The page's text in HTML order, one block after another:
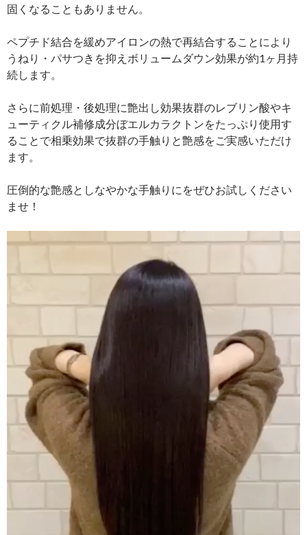
固くなることもありません。
ペプチド結合を緩めアイロンの熱で再結合することにより
うねり・パサつきを抑えボリュームダウン効果が約1ヶ月持
続します。
さらに前処理・後処理に艶出し効果抜群のレブリン酸やキ
ューティクル補修成分ぼエルカラクトンをたっぷり使用す
ることで相乗効果で抜群の手触りと艶感をご実感いただけ
ます。
圧倒的な艶感としなやかな手触りにをぜひお試しください
ませ！